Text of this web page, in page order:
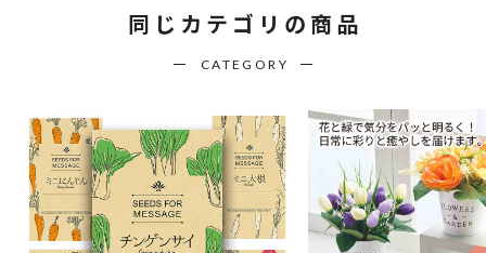
同じカテゴリの商品
CATEGORY